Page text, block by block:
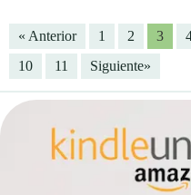
« Anterior 1 2 3
10
11 Siguiente»